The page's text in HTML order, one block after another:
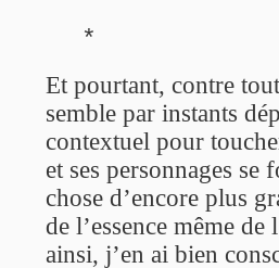
*
Et pourtant, contre
semble par instants
contextuel pour
et ses personnages
chose d’encore plus
de l’essence même
ainsi, j’en ai bien